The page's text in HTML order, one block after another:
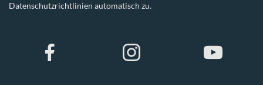
Datenschutzrichtlinien automatisch zu.